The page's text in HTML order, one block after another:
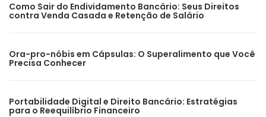
Como Sair do Endividamento Bancário: Seus Direitos
contra Venda Casada e Retenção de Salário
Ora-pro-nóbis em Cápsulas: O Superalimento que Você
Precisa Conhecer
Portabilidade Digital e Direito Bancário: Estratégias
para o Reequilíbrio Financeiro